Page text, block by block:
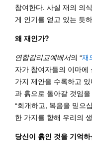
참여한다. 사실 재의 의
게 인기를 얻고 있는 듯
왜 재인가?
연합감리교예배서의 “재
자가 참여자들의 이마
가지 제안을 수록하고
과 흙으로 돌아갈 것임
“회개하고, 복음을 믿으
한 가지를 향해 우리의
당신이 흙인 것을 기억